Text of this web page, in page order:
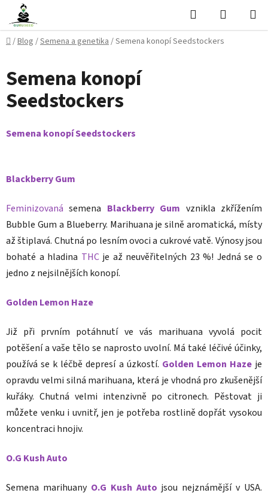
Přejít
obsah
Hledat
KOŠÍK
Domů
/Blog /Semena a genetika/Semena konopí Seedstockers
Semena konopí
Seedstockers
Semena konopí Seedstockers
Blackberry Gum
Feminizovaná semena Blackberry Gum vznikla zkřížením
Bubble Gum a Blueberry. Marihuana je silně aromatická, místy
až štiplavá. Chutná po lesním ovoci a cukrové vatě. Výnosy jsou
bohaté a hladina THCje až neuvěřitelných 23 %! Jedná se o
jedno z nejsilnějších konopí.
Golden Lemon Haze
Již při prvním potáhnutí ve vás marihuana vyvolá pocit
potěšení a vaše tělo se naprosto uvolní. Má také léčivé účinky,
používá se k léčbě depresí a úzkostí. Golden Lemon Hazeje
opravdu velmi silná marihuana, která je vhodná pro zkušenější
kuřáky. Chutná velmi intenzivně po citronech. Pěstovat ji
můžete venku i uvnitř, jen je potřeba rostlině dopřát vysokou
koncentraci hnojiv.
O.G Kush Auto
Semena marihuany O.G Kush Auto jsou nejznámější v USA.